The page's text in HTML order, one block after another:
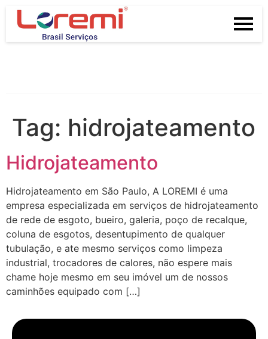
Tag: hidrojateamento
Hidrojateamento
Hidrojateamento em São Paulo, A LOREMI é uma
empresa especializada em serviços de hidrojateamento
de rede de esgoto, bueiro, galeria, poço de recalque,
coluna de esgotos, desentupimento de qualquer
tubulação, e ate mesmo serviços como limpeza
industrial, trocadores de calores, não espere mais
chame hoje mesmo em seu imóvel um de nossos
caminhões equipado com […]